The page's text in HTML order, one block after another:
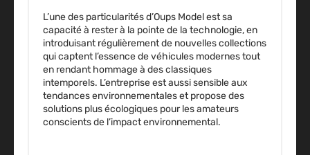
L’une des particularités d’Oups Model est sa
capacité à rester à la pointe de la technologie, en
introduisant régulièrement de nouvelles collections
qui captent l’essence de véhicules modernes tout
en rendant hommage à des classiques
intemporels. L’entreprise est aussi sensible aux
tendances environnementales et propose des
solutions plus écologiques pour les amateurs
conscients de l’impact environnemental.